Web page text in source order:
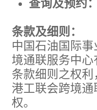
查询及预约
条款及细则：
中国石油国际
境通联服务中
条款细则之权
港工联会跨境
权。